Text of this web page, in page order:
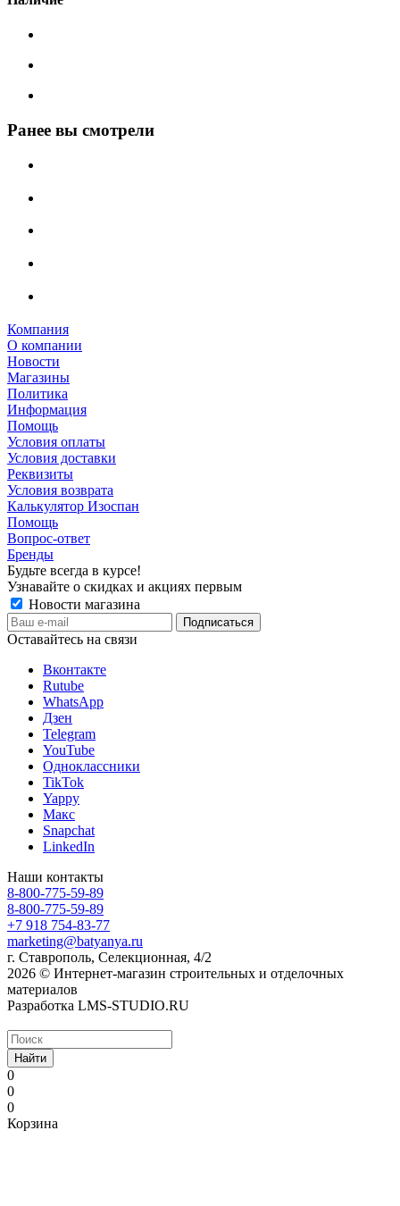
Ранее вы смотрели
Компания
О компании
Новости
Магазины
Политика
Информация
Помощь
Условия оплаты
Условия доставки
Реквизиты
Условия возврата
Калькулятор Изоспан
Помощь
Вопрос-ответ
Бренды
Будьте всегда в курсе!
Узнавайте о скидках и акциях первым
Новости магазина
Оставайтесь на связи
Вконтакте
Rutube
WhatsApp
Дзен
Telegram
YouTube
Одноклассники
TikTok
Yappy
Макс
Snapchat
LinkedIn
Наши контакты
8-800-775-59-89
8-800-775-59-89
+7 918 754-83-77
marketing@batyanya.ru
г. Ставрополь, Селекционная, 4/2
2026 © Интернет-магазин строительных и отделочных
материалов
Разработка LMS-STUDIO.RU
Найти
0
0
0
Корзина